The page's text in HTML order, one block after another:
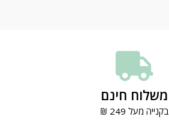
משלוח חינם
בקנייה מעל 249 ₪